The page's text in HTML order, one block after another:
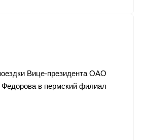
Вице-президента ОАО
Федорова в пермский филиал